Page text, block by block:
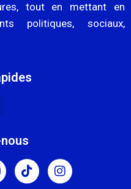
tout en mettant en
politiques, sociaux,